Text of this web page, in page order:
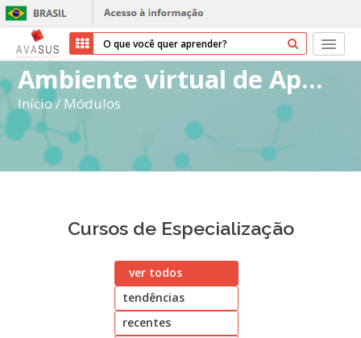
Início
Cursos
Parceiros
Transparência
Ajuda
Entrar
Ambiente virtual de Aprendizagem do SUS
Início/ Módulos
Cursos de Especialização
ver todos
tendências
recentes